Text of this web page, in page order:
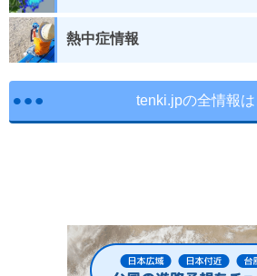
熱中症情報
tenki.jpの全情報